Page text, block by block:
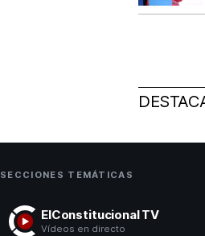
SECCIONES TEMÁTICAS
ElConstitucional TV
Vídeos en directo